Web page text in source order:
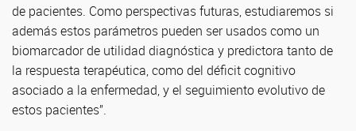
de pacientes. Como perspectivas futuras, estudiaremos si
además estos parámetros pueden ser usados como un
biomarcador de utilidad diagnóstica y predictora tanto de
la respuesta terapéutica, como del déficit cognitivo
asociado a la enfermedad, y el seguimiento evolutivo de
estos pacientes”.